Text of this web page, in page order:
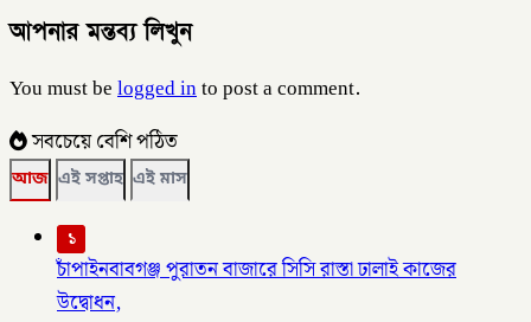
আপনার মন্তব্য লিখুন
You must belogged into post a comment.
সবচেয়ে বেশি পঠিত
আজ এই সপ্তাহ এই মাস
১
চাঁপাইনবাবগঞ্জ পুরাতন বাজারে সিসি রাস্তা ঢালাই কাজের
উদ্বোধন,